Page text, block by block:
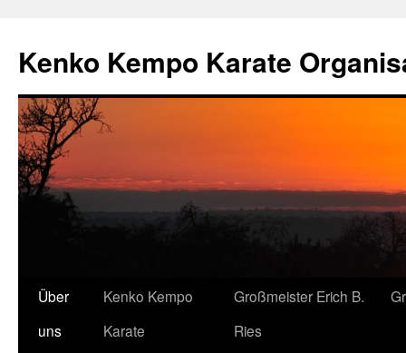
Kenko Kempo Karate
Zum
Inhalt
Über
uns
Kenko Kempo
Karate
Großmeister Erich B.
Ries